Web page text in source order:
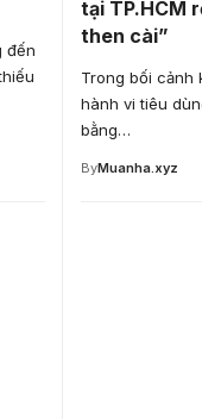
đến
tại TP.HCM
then cài”
Trong bối cảnh
hành vi tiêu
bằng…
ByMuanha.xyz